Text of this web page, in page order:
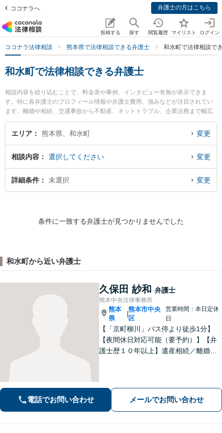
ココナラへ 弁護士の方はこちら
投稿する 探す 閲覧履歴 マイリスト ログイン
ココナラ法律相談 熊本県で法律相談できる弁護士 和水町で法律相談で
和水町で法律相談できる弁護士
相談内容を絞り込むことで、料金表や事例、インタビュー有無が表示できま
す。特に各弁護士のプロフィール情報や弁護士費用、強みなどが注目されてい
ます。離婚や相続、交通事故から不動産、ネットトラブル、企業法務まで幅広
く取り扱う弁護士が多数。こんな法律相談をお持ちの方は是非ご利用くださ
い。和水町で土日や夜間に発生した不倫慰謝料トラブルを今すぐに弁護士に相
る和水町内の弁護士に相談予約したい』などでお困りの相談者さんにおすすめ
です。
エリア 熊本県、和水町 変更
相談内容 選択してください 変更
詳細条件 未選択 変更
条件に一致する弁護士が見つかりませんでした
和水町から近い弁護士
久保田 紗和 弁護士
熊本中央法律事務所
熊本
県
|
熊本市中央
区
営業時間：本日定休
日
【「京町柳川」バス停より徒歩1分】
【夜間休日対応可能（要予約）】【弁
護士歴１０年以上】遺産相続／離婚・
す。お気軽にご相談ください。
電話でお問い合わせ メールでお問い合わせ